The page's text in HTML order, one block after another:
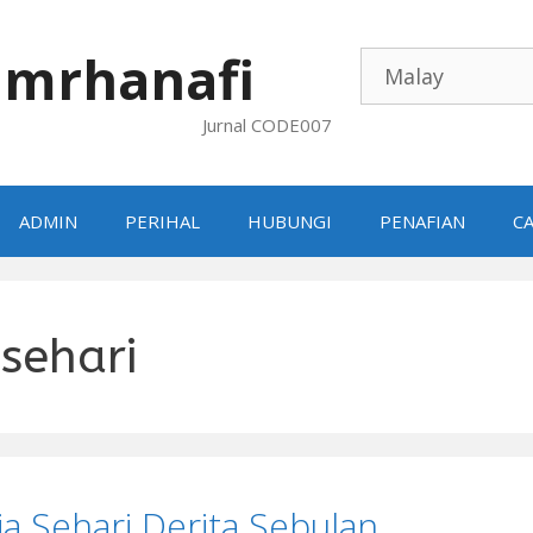
mrhanafi
Jurnal CODE007
ADMIN PERIHAL HUBUNGI PENAFIAN